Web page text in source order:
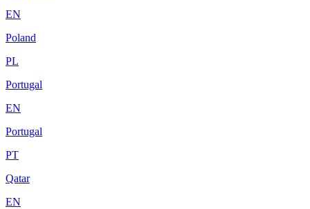
EN
Poland
PL
Portugal
EN
Portugal
PT
Qatar
EN